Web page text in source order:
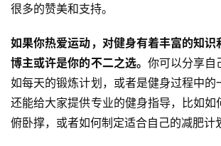
很多的赞美和支持。
如果你热爱运动，对健身有着丰富的知识
博主或许是你的不二之选。 你可以分享自
如每天的锻炼计划，或者是健身过程中的
还能给大家提供专业的健身指导，比如如
俯卧撑，或者如何制定适合自己的减肥计